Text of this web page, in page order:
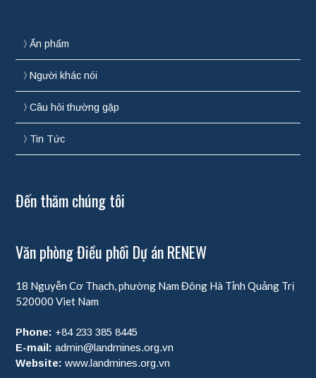
Ấn phẩm
Người khác nói
Câu hỏi thường gặp
Tin Tức
Đến thăm chúng tôi
Văn phòng Điều phối Dự án RENEW
18 Nguyễn Cơ Thạch, phường Nam Đông Hà Tỉnh Quảng Trị
520000 Viet Nam
Phone: +84 233 385 8445
E-mail: admin@landmines.org.vn
Website: www.landmines.org.vn